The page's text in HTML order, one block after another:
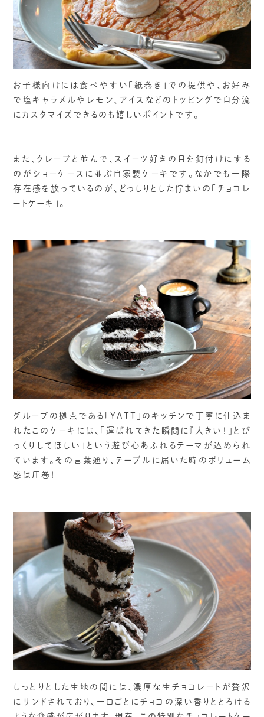
お子様向けには食べやすい「紙巻き」での提供や、お好み
で塩キャラメルやレモン、アイスなどのトッピングで自分流
にカスタマイズできるのも嬉しいポイントです。
また、クレープと並んで、スイーツ好きの目を釘付けにする
のがショーケースに並ぶ自家製ケーキです。なかでも一際
存在感を放っているのが、どっしりとした佇まいの「チョコレ
ートケーキ」。
グループの拠点である「YATT」のキッチンで丁寧に仕込ま
れたこのケーキには、「運ばれてきた瞬間に『大きい！』とび
っくりしてほしい」という遊び心あふれるテーマが込められ
ています。その言葉通り、テーブルに届いた時のボリューム
感は圧巻！
しっとりとした生地の間には、濃厚な生チョコレートが贅沢
にサンドされており、一口ごとにチョコの深い香りととろける